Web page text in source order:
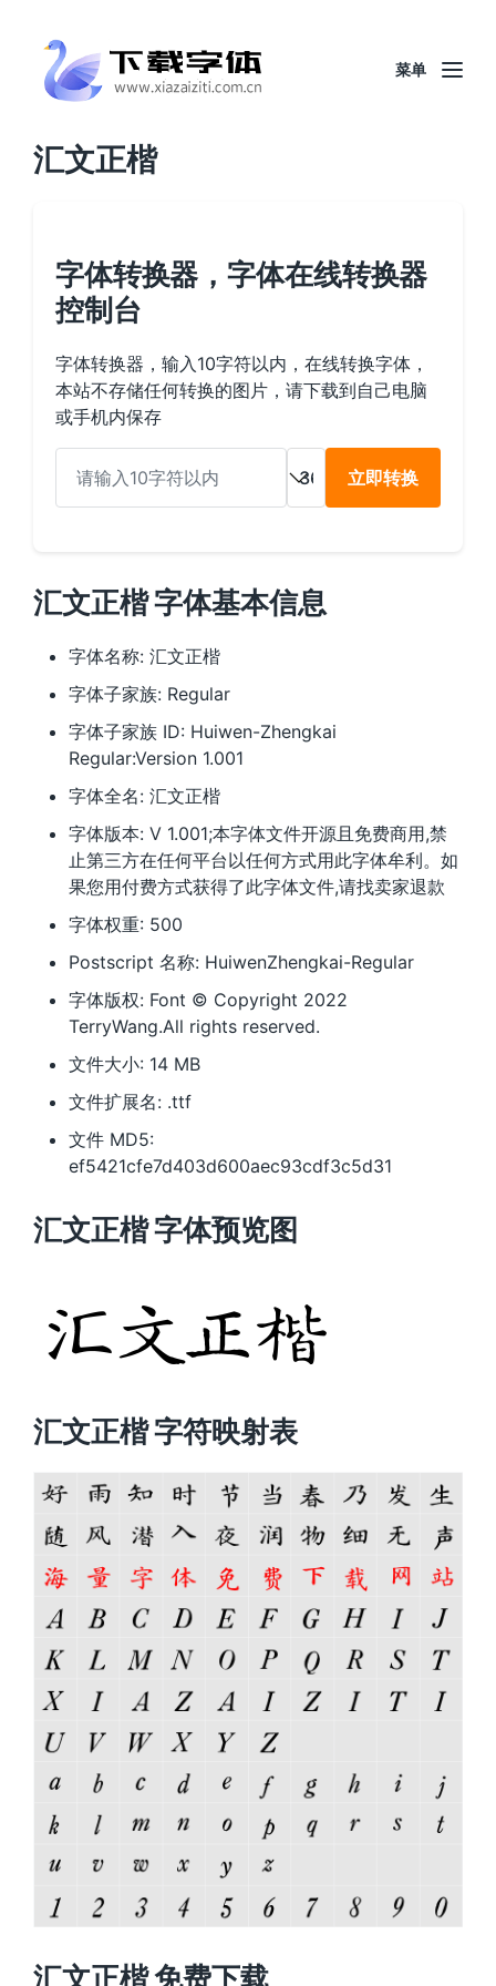
菜单
汇文正楷
字体转换器，字体在线转换器
控制台
字体转换器，输入10字符以内，在线转换字体，
本站不存储任何转换的图片，请下载到自己电脑
或手机内保存
立即转换
汇文正楷 字体基本信息
字体名称: 汇文正楷
字体子家族: Regular
字体子家族 ID: Huiwen-Zhengkai
Regular:Version 1.001
字体全名: 汇文正楷
字体版本: V 1.001;本字体文件开源且免费商用,禁
止第三方在任何平台以任何方式用此字体牟利。如
果您用付费方式获得了此字体文件,请找卖家退款
字体权重: 500
Postscript 名称: HuiwenZhengkai-Regular
字体版权: Font © Copyright 2022
TerryWang.All rights reserved.
文件大小: 14 MB
文件扩展名: .ttf
文件 MD5:
ef5421cfe7d403d600aec93cdf3c5d31
汇文正楷 字体预览图
汇文正楷 字符映射表
汇文正楷 免费下载